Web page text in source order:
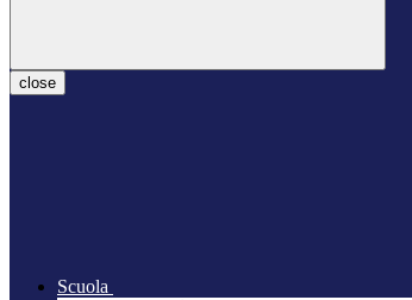
close
Scuola